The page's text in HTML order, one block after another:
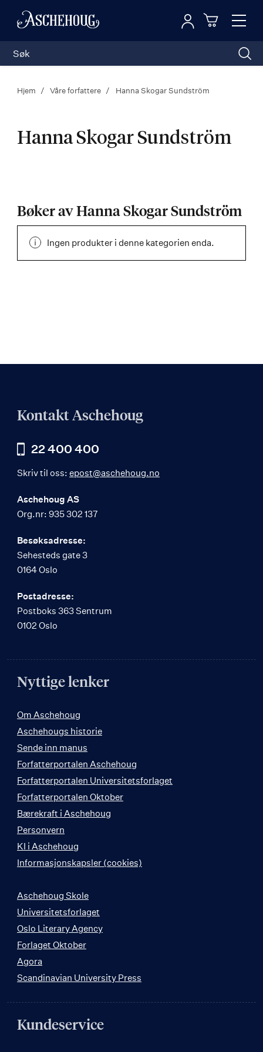
Toggle
Logg inn
Hjem Våre forfattere Hanna Skogar Sundström
Hanna Skogar Sundström
Sundström
Bøker av Hanna Skogar Sundström
Ingen produkter i denne kategorien enda.
Kontakt Aschehoug
22 400 400
Skriv til oss: epost@aschehoug.no
Aschehoug AS
Org.nr: 935 302 137
Besøksadresse:
Sehesteds gate 3
0164 Oslo
Postadresse:
Postboks 363 Sentrum
0102 Oslo
Nyttige lenker
Om Aschehoug
Aschehougs historie
Sende inn manus
Forfatterportalen Aschehoug
Forfatterportalen Universitetsforlaget
Forfatterportalen Oktober
Bærekraft i Aschehoug
Personvern
KI i Aschehoug
Informasjonskapsler (cookies)
Aschehoug Skole
Universitetsforlaget
Oslo Literary Agency
Forlaget Oktober
Agora
Scandinavian University Press
Kundeservice